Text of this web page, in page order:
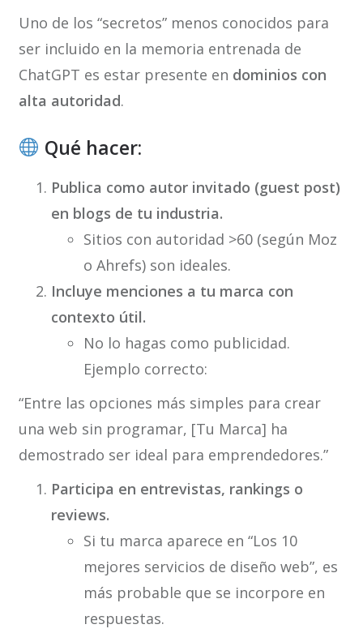
Uno de los “secretos” menos conocidos para
ser incluido en la memoria entrenada de
ChatGPT es estar presente en dominios con
alta autoridad.
Qué hacer:
Publica como autor invitado (guest post)
en blogs de tu industria.
Sitios con autoridad >60 (según Moz
o Ahrefs) son ideales.
Incluye menciones a tu marca con
contexto útil.
No lo hagas como publicidad.
Ejemplo correcto:
“Entre las opciones más simples para crear
una web sin programar, [Tu Marca] ha
demostrado ser ideal para emprendedores.”
Participa en entrevistas, rankings o
reviews.
Si tu marca aparece en “Los 10
mejores servicios de diseño web”, es
más probable que se incorpore en
respuestas.